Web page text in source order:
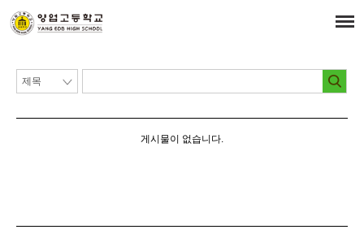
게시물이 없습니다.